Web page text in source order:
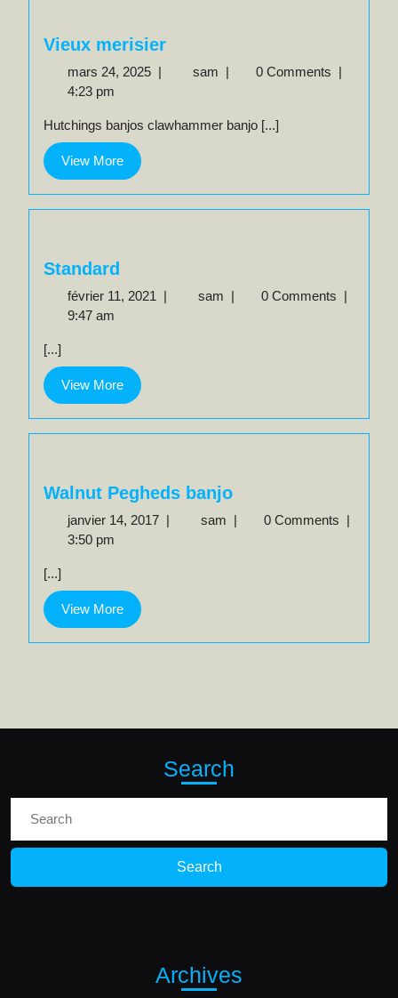
Vieux merisier
mars 24, 2025 mars
| sam Vieux
| 0 Comments |
4:23 pm
Hutchings banjos clawhammer banjo [...]
View MoreView
More
Standard
février 11, 2021
février
| sam Standard
| 0 Comments |
9:47 am
[...]
View MoreView
More
Walnut Pegheds banjo
janvier 14, 2017 janvier
| sam Walnut
| 0 Comments |
3:50 pm
[...]
View MoreView
More
Search
Archives